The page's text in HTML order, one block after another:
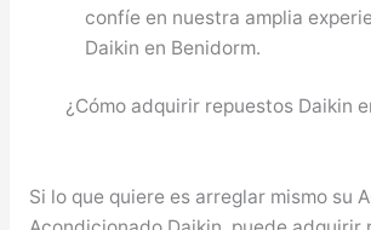
confíe en nuestra amplia
Daikin en Benidorm.
¿Cómo adquirir repuestos Daikin
Si lo que quiere es arreglar mismo su